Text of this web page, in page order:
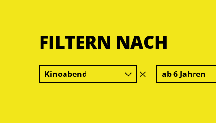
FILTERN NACH
Kinoabend
Filter
löschen
ab 6 Jahren